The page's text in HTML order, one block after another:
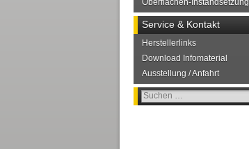
Oberflächen-Instandsetzung
Service & Kontakt
Herstellerlinks
Download Infomaterial
Ausstellung / Anfahrt
Suchen